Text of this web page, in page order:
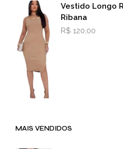
Vestido Longo
Ribana
R$ 120,00
MAIS VENDIDOS